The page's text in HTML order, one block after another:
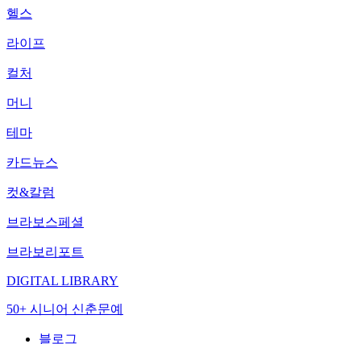
헬스
라이프
컬처
머니
테마
카드뉴스
컷&칼럼
브라보스페셜
브라보리포트
DIGITAL LIBRARY
50+ 시니어 신춘문예
블로그